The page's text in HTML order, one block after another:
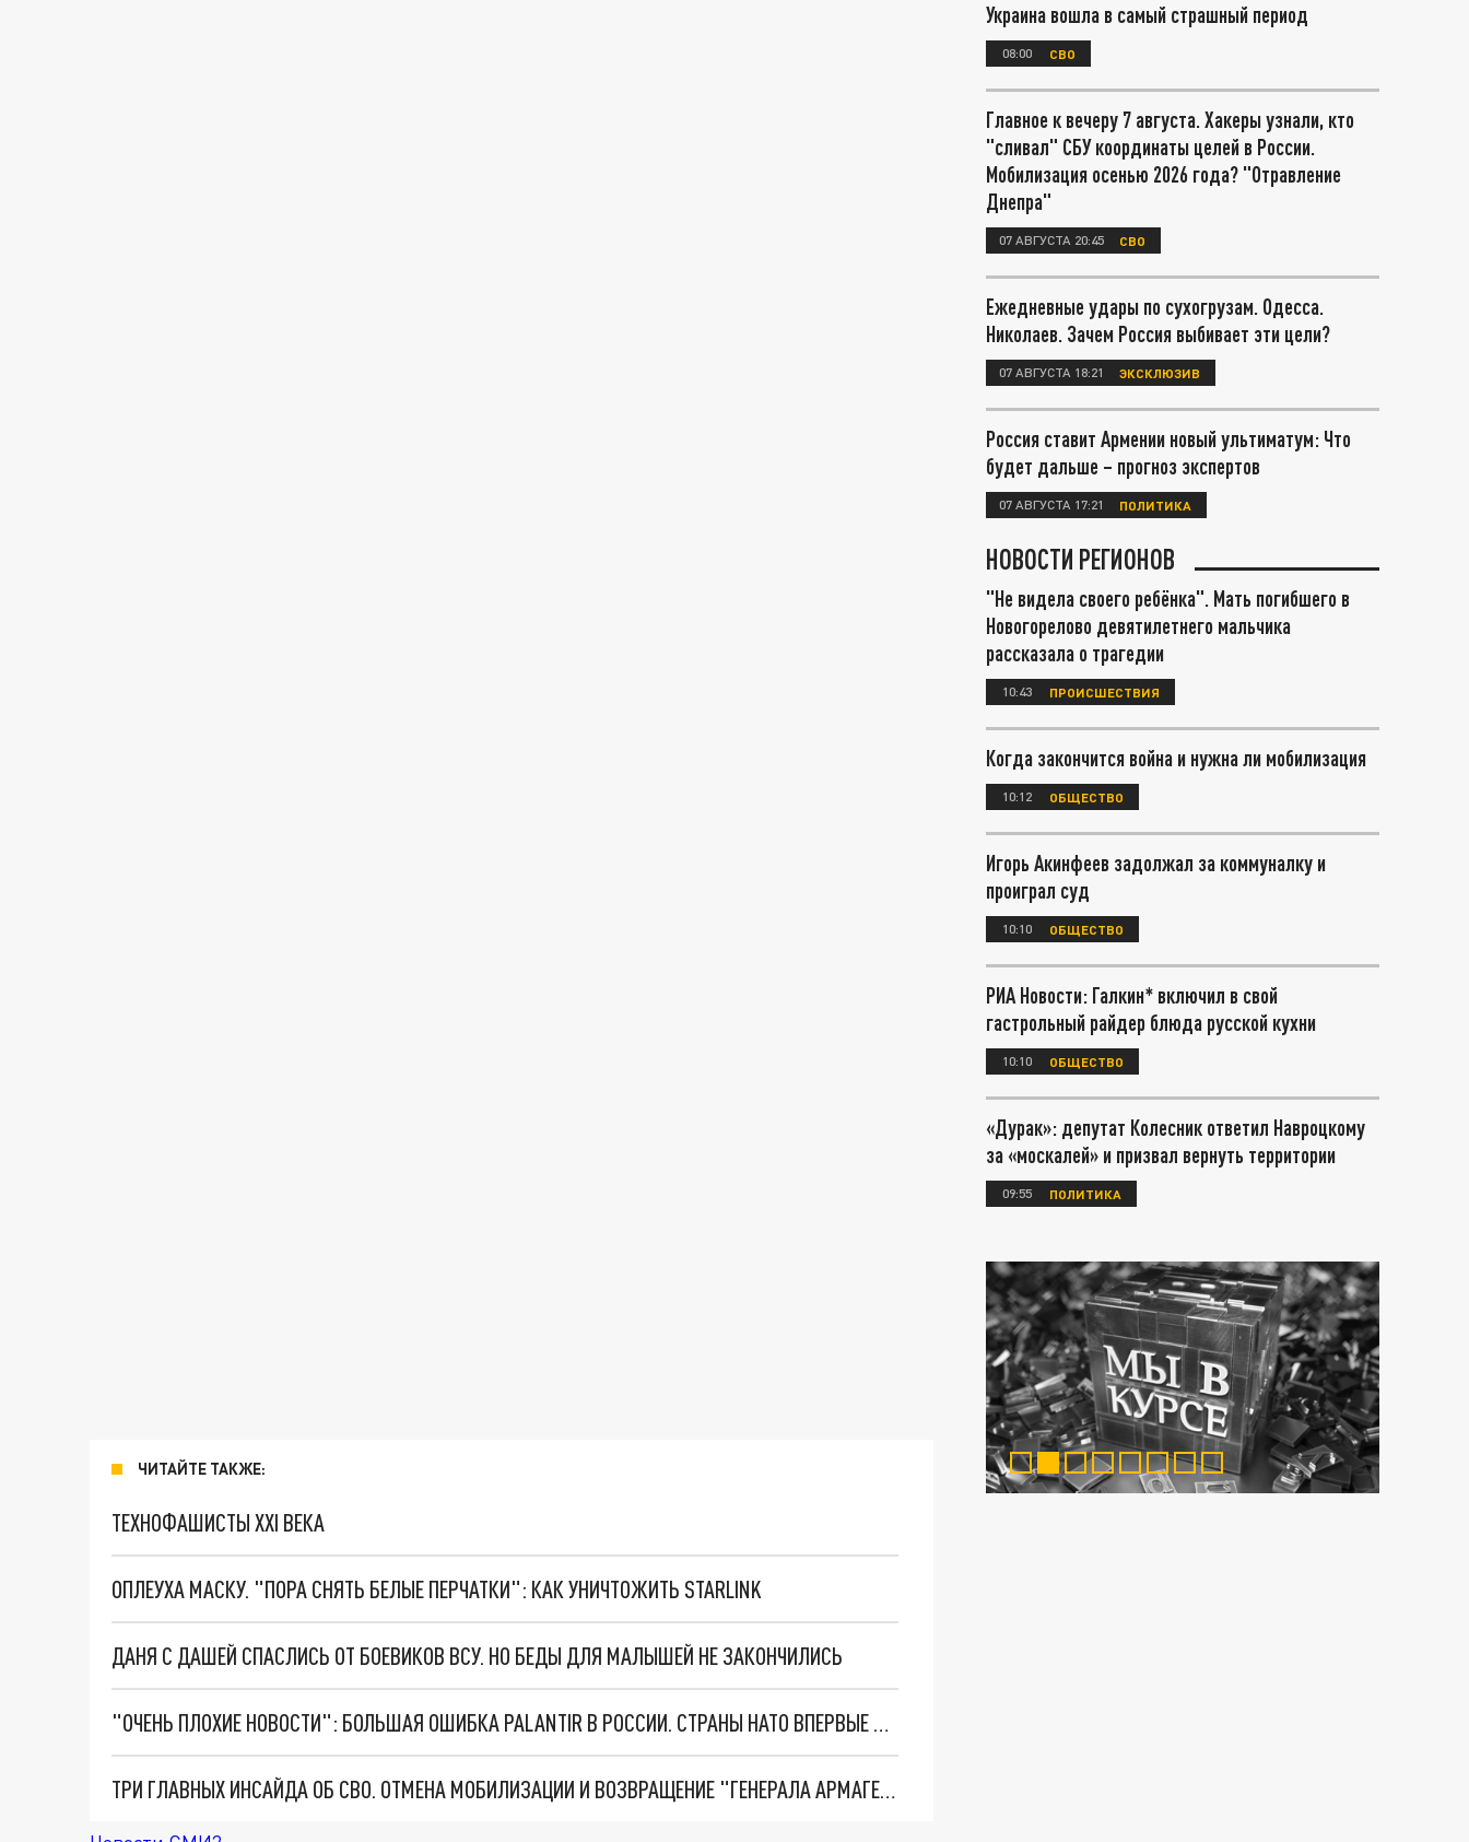
ЧИТАЙТЕ ТАКЖЕ:
ТЕХНОФАШИСТЫ XXI ВЕКА
ОПЛЕУХА МАСКУ. "ПОРА СНЯТЬ БЕЛЫЕ ПЕРЧАТКИ": КАК УНИЧТОЖИТЬ STARLINK
ДАНЯ С ДАШЕЙ СПАСЛИСЬ ОТ БОЕВИКОВ ВСУ. НО БЕДЫ ДЛЯ МАЛЫШЕЙ НЕ ЗАКОНЧИЛИСЬ
"ОЧЕНЬ ПЛОХИЕ НОВОСТИ": БОЛЬШАЯ ОШИБКА PALANTIR В РОССИИ. СТРАНЫ НАТО ВПЕРВЫЕ ЗА СВО ОСТАНОВИЛИ ПОСТАВКИ ОРУЖИЯ. ВСУ ТЕРЯЮТ ПРИГРАНИЧЬЕ?
ТРИ ГЛАВНЫХ ИНСАЙДА ОБ СВО. ОТМЕНА МОБИЛИЗАЦИИ И ВОЗВРАЩЕНИЕ "ГЕНЕРАЛА АРМАГЕДДОНА"? ОТЛИЧНЫЕ НОВОСТИ, КОТОРЫЕ ЖДАЛИ ВСЕ
Украина вошла в самый страшный период
08:00 СВО
Главное к вечеру 7 августа. Хакеры узнали, кто
"сливал" СБУ координаты целей в России.
Мобилизация осенью 2026 года? "Отравление
Днепра"
07 АВГУСТА 20:45 СВО
Ежедневные удары по сухогрузам. Одесса.
Николаев. Зачем Россия выбивает эти цели?
07 АВГУСТА 18:21 ЭКСКЛЮЗИВ
Россия ставит Армении новый ультиматум: Что
будет дальше – прогноз экспертов
07 АВГУСТА 17:21 ПОЛИТИКА
НОВОСТИ РЕГИОНОВ
"Не видела своего ребёнка". Мать погибшего в
Новогорелово девятилетнего мальчика
рассказала о трагедии
10:43 ПРОИСШЕСТВИЯ
Когда закончится война и нужна ли мобилизация
10:12 ОБЩЕСТВО
Игорь Акинфеев задолжал за коммуналку и
проиграл суд
10:10 ОБЩЕСТВО
РИА Новости: Галкин* включил в свой
гастрольный райдер блюда русской кухни
10:10 ОБЩЕСТВО
«Дурак»: депутат Колесник ответил Навроцкому
за «москалей» и призвал вернуть территории
09:55 ПОЛИТИКА